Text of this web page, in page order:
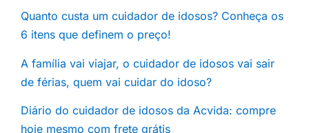
Quanto custa um cuidador de idosos? Conheça os
6 itens que definem o preço!
A família vai viajar, o cuidador de idosos vai sair
de férias, quem vai cuidar do idoso?
Diário do cuidador de idosos da Acvida: compre
hoje mesmo com frete grátis